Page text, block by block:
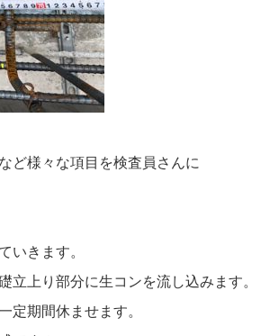
ど様々な項目を検査員さんに
きます。
上り部分に生コンを流し込みます。
期間休ませます。